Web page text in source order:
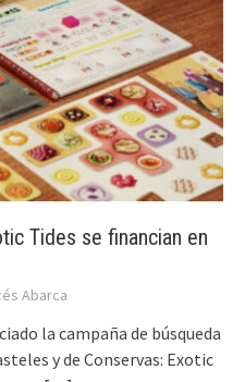
Tides se financian en
Abarca
la campaña de búsqueda
y de Conservas: Exotic